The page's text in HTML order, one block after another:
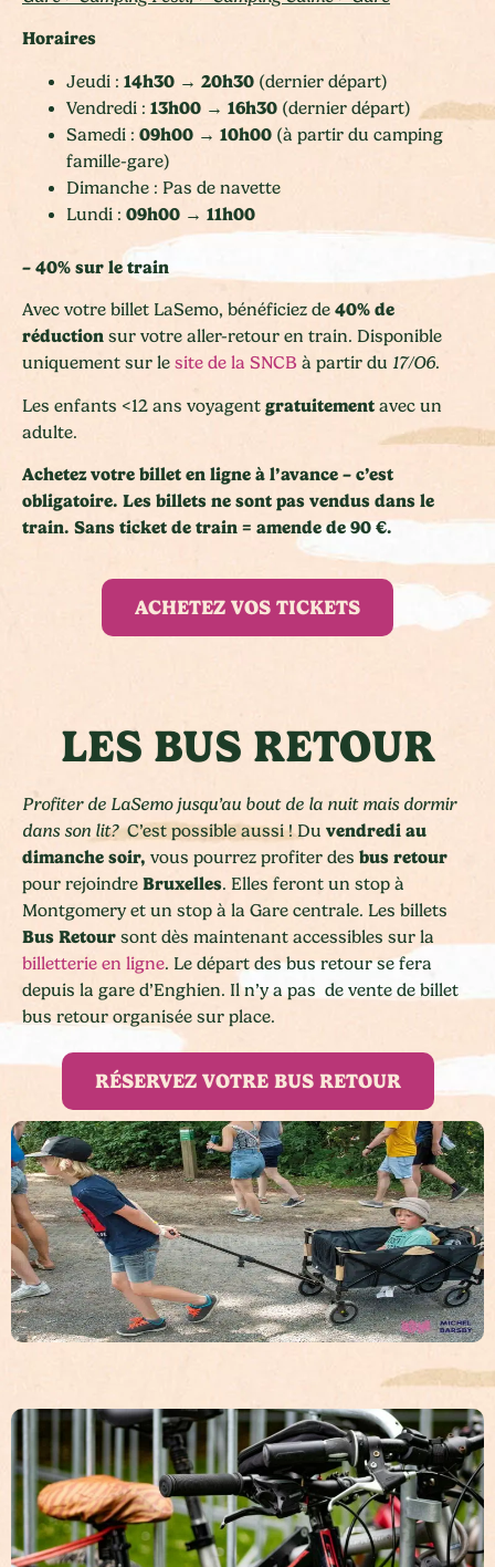
Horaires
Jeudi : 14h30 → 20h30 (dernier départ)
Vendredi : 13h00 → 16h30 (dernier départ)
Samedi : 09h00 → 10h00 (à partir du camping
famille-gare)
Dimanche : Pas de navette
Lundi : 09h00 → 11h00
– 40% sur le train
Avec votre billet LaSemo, bénéficiez de 40% de
réduction sur votre aller-retour en train. Disponible
uniquement sur le site de la SNCB à partir du 17/O6.
Les enfants <12 ans voyagent gratuitement avec un
adulte.
Achetez votre billet en ligne à l’avance – c’est
obligatoire. Les billets ne sont pas vendus dans le
train. Sans ticket de train = amende de 90 €.
ACHETEZ VOS TICKETS
LES BUS RETOUR
Profiter de LaSemo jusqu’au bout de la nuit mais dormir
dans son lit?C’est possible aussi ! Du vendredi au
dimanche soir, vous pourrez profiter des bus retour
pour rejoindre Bruxelles. Elles feront un stop à
Montgomery et un stop à la Gare centrale. Les billets
Bus Retour sont dès maintenant accessibles sur la
billetterie en ligne. Le départ des bus retour se fera
depuis la gare d’Enghien. Il n’y a pas de vente de billet
bus retour organisée sur place.
RÉSERVEZ VOTRE BUS RETOUR